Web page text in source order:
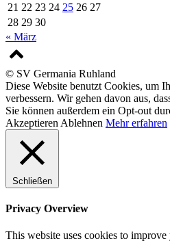
21 22 23 24 25 26 27
28 29 30
« März
© SV Germania Ruhland
Diese Website benutzt Cookies, um
verbessern. Wir gehen davon aus,
Sie können außerdem ein Opt-out
Akzeptieren Ablehnen Mehr erfahren
Schließen
Privacy Overview
This website uses cookies to